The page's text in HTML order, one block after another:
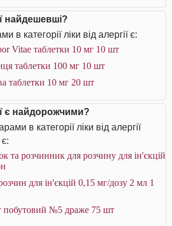
найдешевші?
в категорії ліки від алергії є:
Vitae таблетки 10 мг 10 шт
таблетки 100 мг 10 шт
таблетки 10 мг 20 шт
є найдорожчими?
в категорії ліки від алергії
та розчинник для розчину для ін'єкцій
для ін'єкцій 0,15 мг/дозу 2 мл 1
побутовий №5 драже 75 шт